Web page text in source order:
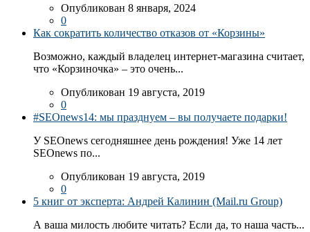
Опубликован 8 января, 2024
0
Как сократить количество отказов от «Корзины»
Возможно, каждый владелец интернет-магазина считает,
что «Корзиночка» – это очень...
Опубликован 19 августа, 2019
0
#SEOnews14: мы празднуем – вы получаете подарки!
У SEOnews сегодняшнее день рождения! Уже 14 лет
SEOnews по...
Опубликован 19 августа, 2019
0
5 книг от эксперта: Андрей Калинин (Mail.ru Group)
А ваша милость любите читать? Если да, то наша часть...